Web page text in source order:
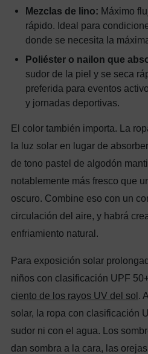
Mezclas de lino: Máximo
rápido. Ideal para
donde se necesita la
Poliéster o nailon que
sudor de la piel y se seca
preferida para eventos
y jornadas deportivas.
El color también importa. La
la luz solar en lugar de
de tono pastel de algodón
notablemente más fresco que
oscuro. Combine eso con un
circulación del aire, y habrá
enfriamiento natural.
Para exposición solar
niños con clasificación UPF
ciento de los rayos UV del sol.
solar, la ropa con clasificación
sudor ni con el agua. Los
dan sombra a la cara, las